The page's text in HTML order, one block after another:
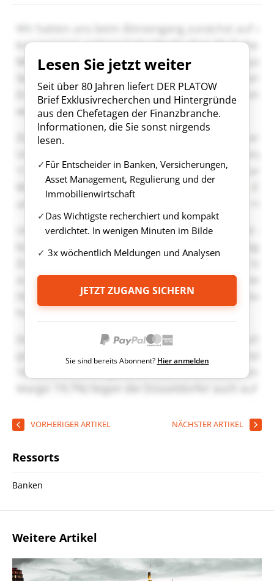
Lesen Sie jetzt weiter
Seit über 80 Jahren liefert DER PLATOW
Brief Exklusivrecherchen und Hintergründe
aus den Chefetagen der Finanzbranche.
Informationen, die Sie sonst nirgends
lesen.
Für Entscheider in Banken, Versicherungen,
Asset Management, Regulierung und der
Immobilienwirtschaft
Das Wichtigste recherchiert und kompakt
verdichtet. In wenigen Minuten im Bilde
3x wöchentlich Meldungen und Analysen
JETZT ZUGANG SICHERN
Sie sind bereits Abonnent? Hier anmelden
VORHERIGER ARTIKEL NÄCHSTER ARTIKEL
Ressorts
Banken
Weitere Artikel